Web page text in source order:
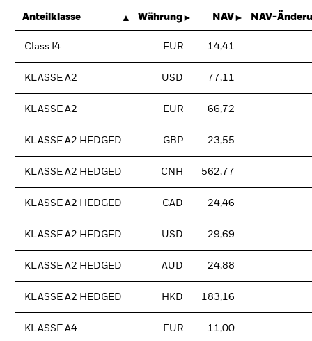
Anteilklasse Währung NAV NAV-
Class I4 EUR 14,41
KLASSE A2 USD 77,11
KLASSE A2 EUR 66,72
KLASSE A2 HEDGED GBP 23,55
KLASSE A2 HEDGED CNH 562,77
KLASSE A2 HEDGED CAD 24,46
KLASSE A2 HEDGED USD 29,69
KLASSE A2 HEDGED AUD 24,88
KLASSE A2 HEDGED HKD 183,16
KLASSE A4 EUR 11,00